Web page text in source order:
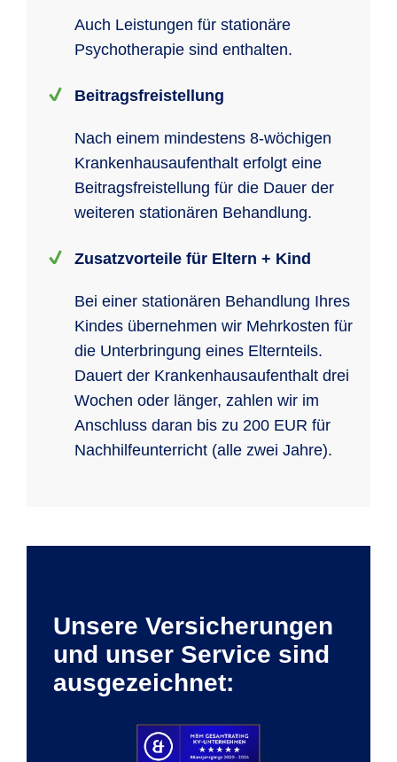
Auch Leistungen für stationäre
Psychotherapie sind enthalten.
Beitragsfreistellung
Nach einem mindestens 8-wöchigen
Krankenhausaufenthalt erfolgt eine
Beitragsfreistellung für die Dauer der
weiteren stationären Behandlung.
Zusatzvorteile für Eltern + Kind
Bei einer stationären Behandlung Ihres
Kindes übernehmen wir Mehrkosten für
die Unterbringung eines Elternteils.
Dauert der Krankenhausaufenthalt drei
Wochen oder länger, zahlen wir im
Anschluss daran bis zu 200 EUR für
Nachhilfeunterricht (alle zwei Jahre).
Unsere Versicherungen
und unser Service sind
ausgezeichnet: